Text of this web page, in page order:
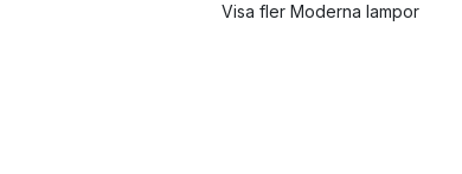
Visa fler Moderna lampor